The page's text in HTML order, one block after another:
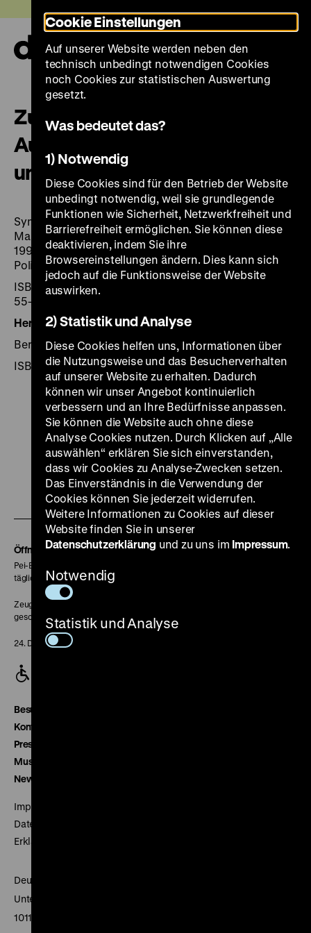
zum
Seiteninhalt
springen
Zuwanderungen –
Auswanderungen: Integration
und Desintegration nach 1945
Symposium Deutsches Historisches Museum, Berlin,
Martin-Gropius-Bau, 30. September bis 1. Oktober
1999, in Zusammenarbeit mit der Bundeszentrale für
Politische Bildung
ISBN 3-86102-117-X (Museumsausgabe) / 3-932353-
55-2 (Buchhandelsausgabe)
Herausgegeben von:Hrsg.: Hans-Martin Hinz.
Berlin: DHM 2001, 262 Seiten
ISBN 3-86102-117-
Zu
unserer
Instagram
Seite
Zu
unserer
YouTube
Seite
Zu
unserer
Facebook
Seite
Zu
unserer
LinkedIn
Seite
Zu
Seite
Zu
unserer
Soundcloud
Seite
Öffnungszeiten
Pei-Bau:
täglich 10-18 Uhr
Zeughaus:
geschlossen
24. Dezember geschlossen
Besucherservice
Kontakt
Presse
Museumsverein
Newsletter
Impressum
Datenschutz
Erklärung digitale Barrierefreiheit
Deutsches Historisches Museum
Unter den Linden 2
10117 Berlin
Cookie Einstellungen
Auf unserer Website werden neben den
technisch unbedingt notwendigen Cookies
noch Cookies zur statistischen Auswertung
gesetzt.
Was bedeutet das?
1) Notwendig
Diese Cookies sind für den Betrieb der Website
unbedingt notwendig, weil sie grundlegende
Funktionen wie Sicherheit, Netzwerkfreiheit und
Barrierefreiheit ermöglichen. Sie können diese
deaktivieren, indem Sie ihre
Browsereinstellungen ändern. Dies kann sich
jedoch auf die Funktionsweise der Website
auswirken.
2) Statistik und Analyse
Diese Cookies helfen uns, Informationen über
die Nutzungsweise und das Besucherverhalten
auf unserer Website zu erhalten. Dadurch
können wir unser Angebot kontinuierlich
verbessern und an Ihre Bedürfnisse anpassen.
Sie können die Website auch ohne diese
Analyse Cookies nutzen. Durch Klicken auf „Alle
auswählen“ erklären Sie sich einverstanden,
dass wir Cookies zu Analyse-Zwecken setzen.
Das Einverständnis in die Verwendung der
Cookies können Sie jederzeit widerrufen.
Weitere Informationen zu Cookies auf dieser
Website finden Sie in unserer
Datenschutzerklärung und zu uns im Impressum.
Notwendig
Statistik und Analyse